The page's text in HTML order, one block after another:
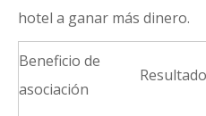
hotel a ganar más dinero.
Beneficio de
asociación
Resultado